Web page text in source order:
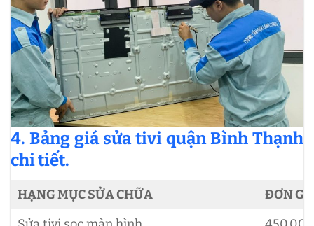
4. Bảng giá sửa tivi quận Bình Thạnh
chi tiết.
HẠNG MỤC SỬA CHỮA
ĐƠN